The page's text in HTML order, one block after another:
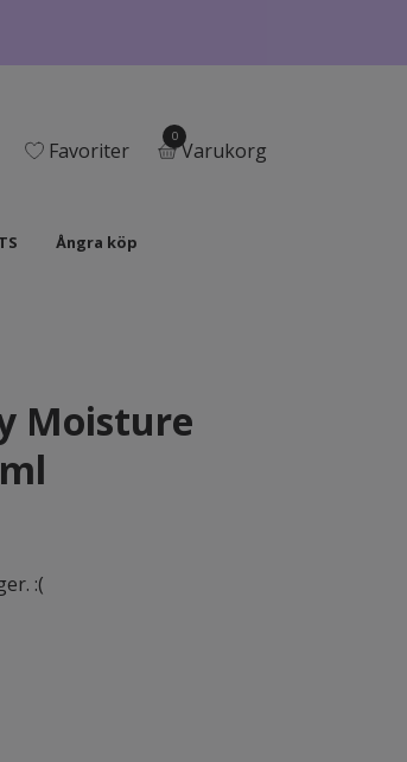
Favoriter
0
Varukorg
Ångra köp
Moisture
:(